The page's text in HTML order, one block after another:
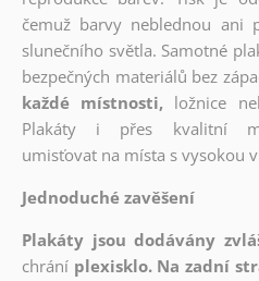
čemuž barvy neblednou ani
slunečního světla. Samotné
bezpečných materiálů bez
každé místnosti, ložnice
Plakáty i přes kvalitní
umisťovat na místa s vysokou
Jednoduché zavěšení
Plakáty jsou dodávány
chrání plexisklo. Na zadní